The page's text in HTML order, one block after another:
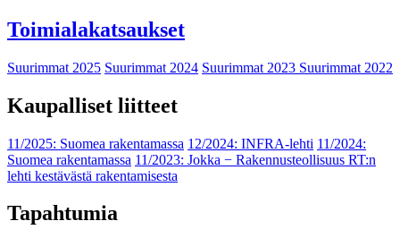
Toimialakatsaukset
Suurimmat 2025 Suurimmat 2024 Suurimmat 2023 Suurimmat 2022
Kaupalliset liitteet
11/2025: Suomea rakentamassa 12/2024: INFRA-lehti 11/2024:
Suomea rakentamassa 11/2023: Jokka − Rakennusteollisuus RT:n
lehti kestävästä rakentamisesta
Tapahtumia